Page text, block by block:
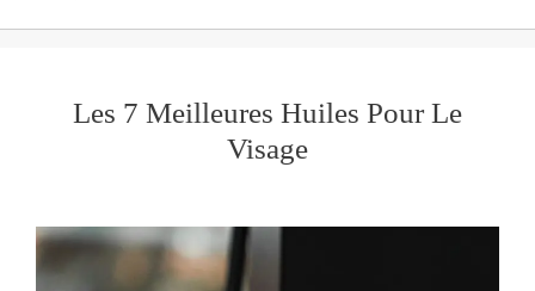
Les 7 Meilleures Huiles Pour Le
Visage